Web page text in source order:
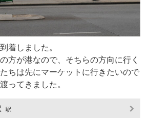
着しました。
方が港なので、そちらの方向に行く
ちは先にマーケットに行きたいので
ってきました。
駅